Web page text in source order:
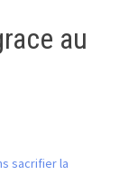
au
sacrifier la